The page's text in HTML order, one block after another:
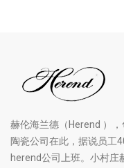
赫伦海兰德（Herend ）
陶瓷公司在此，据说员工
herend公司上班。小村庄